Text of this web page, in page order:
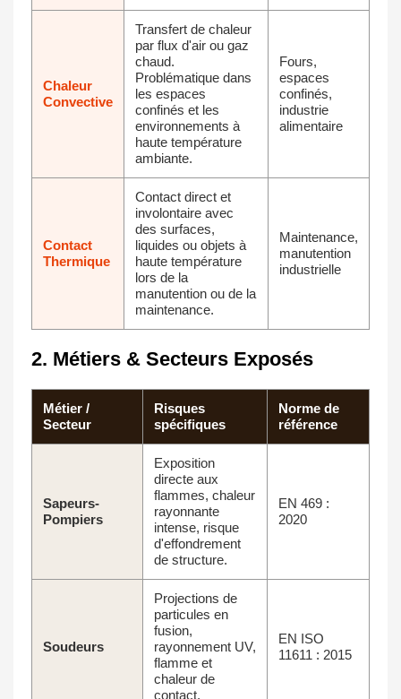
Chaleur
Convective
Transfert de chaleur
par flux d'air ou gaz
chaud.
Problématique dans
les espaces
confinés et les
environnements à
haute température
ambiante.
Fours,
espaces
confinés,
industrie
alimentaire
Contact
Thermique
Contact direct et
involontaire avec
des surfaces,
liquides ou objets à
haute température
lors de la
manutention ou de la
maintenance.
Maintenance,
manutention
industrielle
2. Métiers & Secteurs Exposés
Métier /
Secteur
Risques
spécifiques
Norme de
référence
Sapeurs-
Pompiers
Exposition
directe aux
flammes, chaleur
rayonnante
intense, risque
d'effondrement
de structure.
EN 469 :
2020
Soudeurs
Projections de
particules en
fusion,
rayonnement UV,
flamme et
chaleur de
contact.
EN ISO
11611 : 2015